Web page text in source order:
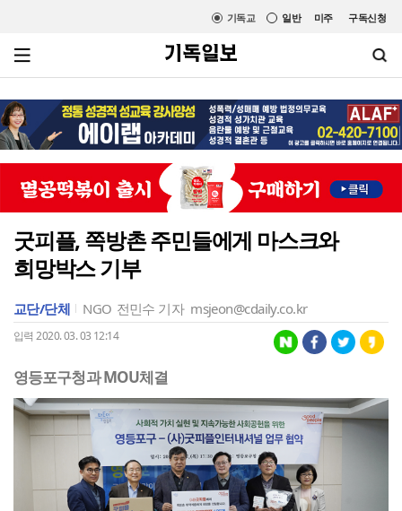
미주 구독신청
일반
기독교
굿피플, 쪽방촌 주민들에게 마스크와
희망박스 기부
교단/단체 NGO 전민수 기자 msjeon@cdaily.co.kr
입력 2020. 03. 03 12:14
영등포구청과 MOU체결